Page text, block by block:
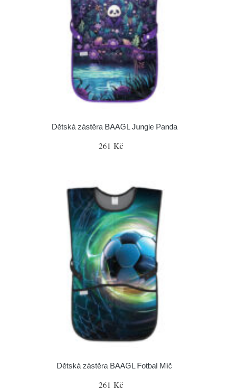
Dětská zástěra BAAGL Jungle Panda
261 Kč
Dětská zástěra BAAGL Fotbal Míč
261 Kč